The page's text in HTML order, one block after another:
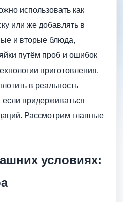
использовать как
или же добавлять в
и вторые блюда,
путём проб и ошибок
приготовления.
в реальность
придерживаться
Рассмотрим главные
условиях: